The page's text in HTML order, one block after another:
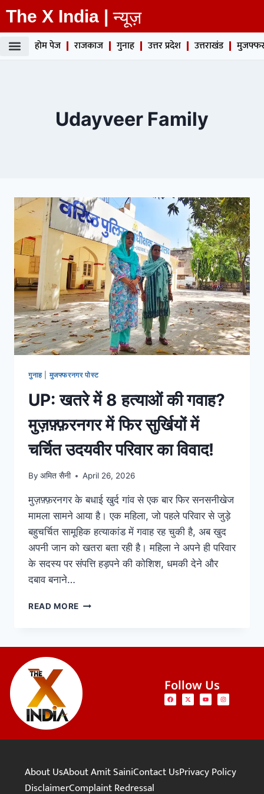
The X India | न्यूज़
होम पेज राजकाज गुनाह उत्तर प्रदेश उत्तराखंड
Udayveer Family
गुनाह| मुजफ्फरनगर पोस्ट
UP: खतरे में 8 हत्याओं की गवाह?
मुज़फ़्फ़रनगर में फिर सुर्खियों में
चर्चित उदयवीर परिवार का विवाद!
By अमित सैनी April 26, 2026
मुज़फ़्फ़रनगर के बधाई खुर्द गांव से एक बार फिर सनसनीखेज
मामला सामने आया है। एक महिला, जो पहले परिवार से जुड़े
बहुचर्चित सामूहिक हत्याकांड में गवाह रह चुकी है, अब खुद
अपनी जान को खतरा बता रही है। महिला ने अपने ही परिवार
के सदस्य पर संपत्ति हड़पने की कोशिश, धमकी देने और
दबाव बनाने…
READ MORE
Follow Us
About UsAbout Amit SainiContact UsPrivacy Policy
DisclaimerComplaint Redressal